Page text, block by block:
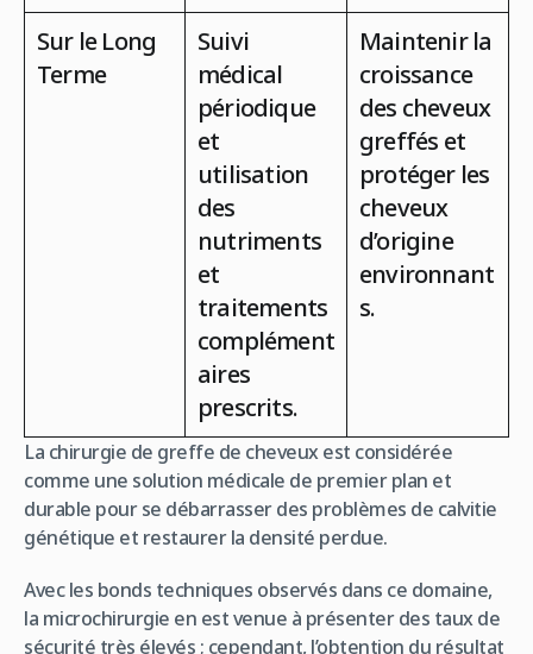
Sur le Long
Terme
Suivi
médical
périodique
et
utilisation
des
nutriments
et
traitements
complément
aires
prescrits.
Maintenir la
croissance
des cheveux
greffés et
protéger les
cheveux
d’origine
environnant
s.
La chirurgie de greffe de cheveux est considérée
comme une solution médicale de premier plan et
durable pour se débarrasser des problèmes de calvitie
génétique et restaurer la densité perdue.
Avec les bonds techniques observés dans ce domaine,
la microchirurgie en est venue à présenter des taux de
sécurité très élevés ; cependant, l’obtention du résultat